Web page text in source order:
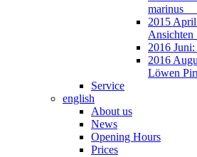
marinus___
2015
2016 Juni:
2016
Löwen
Service
english
About us
News
Opening Hours
Prices